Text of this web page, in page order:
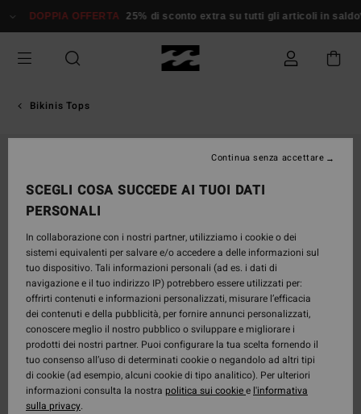
alle
prodotto
DOPPIA OFFERTA 25% di sconto extra su tutti gli articoli in saldo*
Bikinis Tops
SCEGLI COSA SUCCEDE AI TUOI DATI
PERSONALI
In collaborazione con i nostri partner, utilizziamo i cookie o dei
sistemi equivalenti per salvare e/o accedere a delle informazioni sul
tuo dispositivo. Tali informazioni personali (ad es. i dati di
navigazione e il tuo indirizzo IP) potrebbero essere utilizzati per:
offrirti contenuti e informazioni personalizzati, misurare l’efficacia
dei contenuti e della pubblicità, per fornire annunci personalizzati,
conoscere meglio il nostro pubblico o sviluppare e migliorare i
prodotti dei nostri partner. Puoi configurare la tua scelta fornendo il
tuo consenso all’uso di determinati cookie o negandolo ad altri tipi
di cookie (ad esempio, alcuni cookie di tipo analitico). Per ulteriori
informazioni consulta la nostra politica sui cookiee l'informativa
sulla privacy.
Continua senza accettare